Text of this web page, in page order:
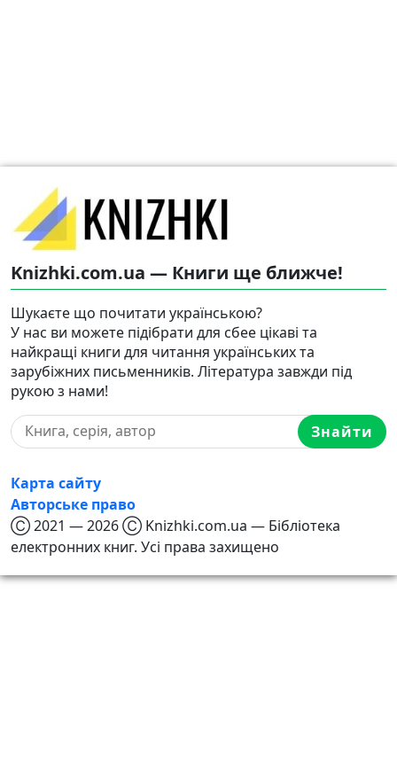
Knizhki.com.ua — Книги ще ближче!
Шукаєте що почитати українською?
У нас ви можете підібрати для сбее цікаві та
найкращі книги для читання українських та
зарубіжних письменників. Література завжди під
рукою з нами!
Знайти
Карта сайту
Авторське право
Ⓒ 2021 — 2026 Ⓒ Knizhki.com.ua — Бібліотека
електронних книг. Усі права захищено